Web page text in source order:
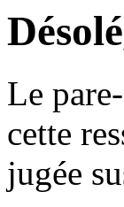
Le
cette
jugée